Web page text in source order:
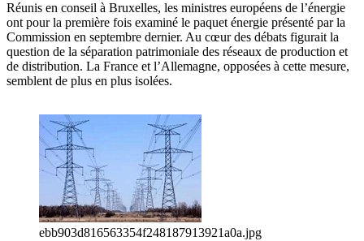
Réunis en conseil à Bruxelles, les ministres européens de l’énergie
ont pour la première fois examiné le paquet énergie présenté par la
Commission en septembre dernier. Au cœur des débats figurait la
question de la séparation patrimoniale des réseaux de production et
de distribution. La France et l’Allemagne, opposées à cette mesure,
semblent de plus en plus isolées.
ebb903d816563354f248187913921a0a.jpg